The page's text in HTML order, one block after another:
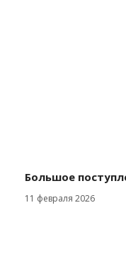
Большое
11 февраля 2026